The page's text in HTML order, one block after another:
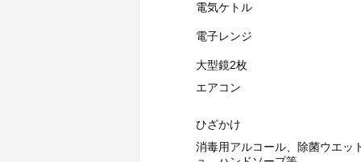
電気ケトル
電子レンジ
大型鏡2枚
エアコン
ひざかけ
消毒用アルコール、除菌ウエッ